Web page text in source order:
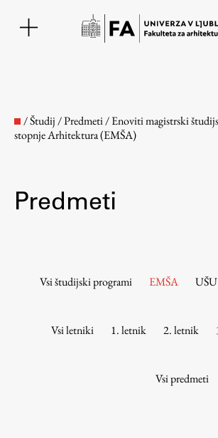
Osebje
/Študij/Predmeti/Enoviti magistrski
stopnje Arhitektura (EMŠA)
Predmeti
Vsi študijski programi EMŠA UŠU
Vsi letniki
1. letnik 2. letnik
Vsi predmeti